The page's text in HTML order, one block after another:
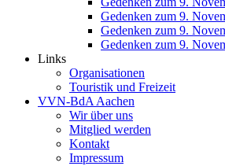
Gedenken zum 9.
Gedenken zum 9.
Gedenken zum 9.
Links
Organisationen
Touristik und Freizeit
VVN-BdA Aachen
Wir über uns
Mitglied werden
Kontakt
Impressum